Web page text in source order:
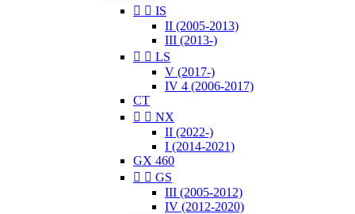
  IS
II (2005-2013)
III (2013-)
  LS
V (2017-)
IV 4 (2006-2017)
CT
  NX
II (2022-)
I (2014-2021)
GX 460
  GS
III (2005-2012)
IV (2012-2020)